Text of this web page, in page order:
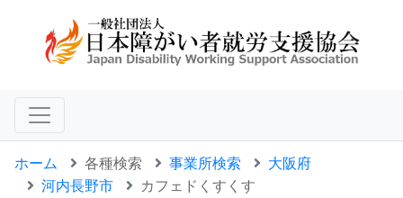
ホーム 各種検索 事業所検索
大阪府
河内長野市
カフェドくすくす